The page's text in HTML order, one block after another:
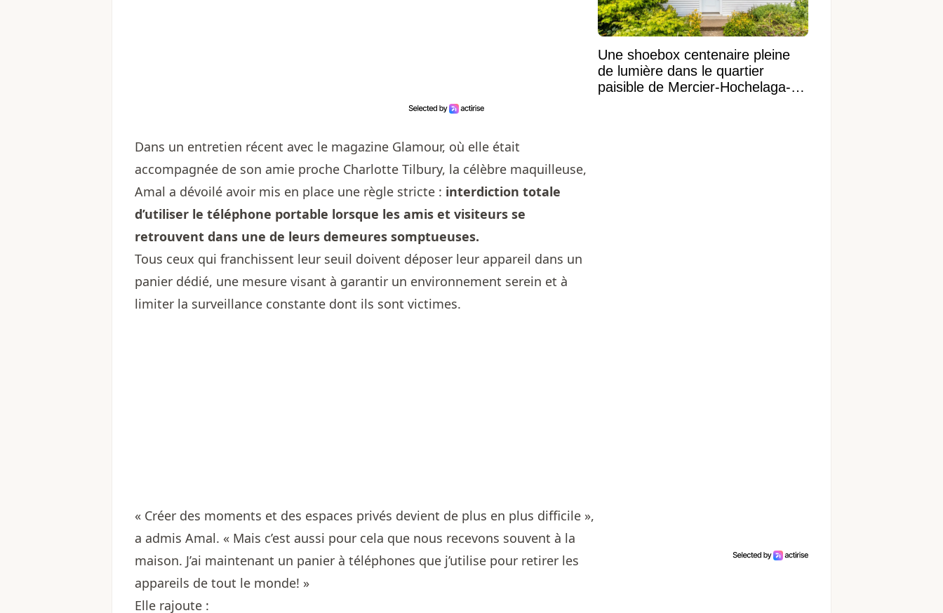
Dans un entretien récent avec le magazine Glamour, où elle était
accompagnée de son amie proche Charlotte Tilbury, la célèbre maquilleuse,
Amal a dévoilé avoir mis en place une règle stricte : interdiction totale
d’utiliser le téléphone portable lorsque les amis et visiteurs se
retrouvent dans une de leurs demeures somptueuses.
Tous ceux qui franchissent leur seuil doivent déposer leur appareil dans un
panier dédié, une mesure visant à garantir un environnement serein et à
limiter la surveillance constante dont ils sont victimes.
« Créer des moments et des espaces privés devient de plus en plus difficile »,
a admis Amal. « Mais c’est aussi pour cela que nous recevons souvent à la
maison. J’ai maintenant un panier à téléphones que j’utilise pour retirer les
appareils de tout le monde! »
Elle rajoute :
Une shoebox centenaire pleine
de lumière dans le quartier
paisible de Mercier-Hochelaga-